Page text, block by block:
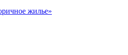
жилье»